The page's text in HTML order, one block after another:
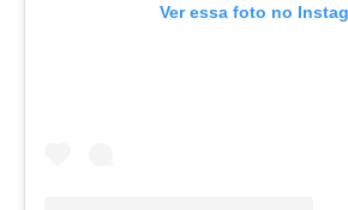
Ver essa foto no